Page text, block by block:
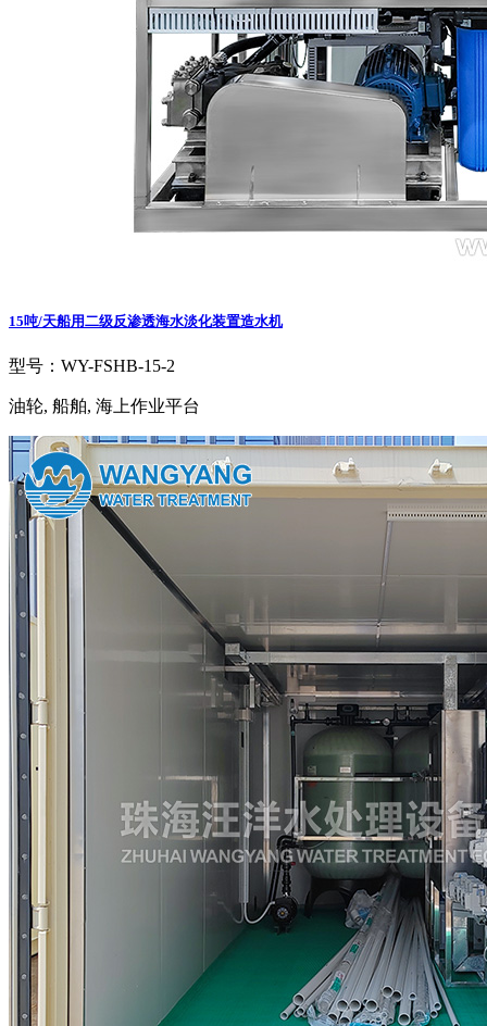
15吨/天船用二级反渗透海水淡化装置造水机
型号：WY-FSHB-15-2
油轮, 船舶, 海上作业平台